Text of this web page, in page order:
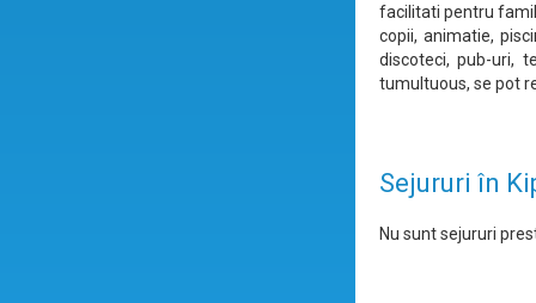
facilitati pentru
copii, animatie,
discoteci, pub-uri,
tumultuous, se pot
Sejururi în
Nu sunt sejururi